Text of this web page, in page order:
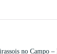
no Campo